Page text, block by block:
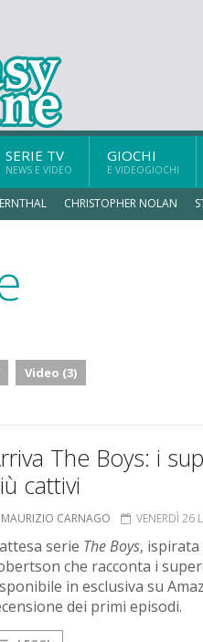
SERIE TV
NEWS E VIDEO
GIOCHI
E VIDEOGIOCHI
CHRISTOPHER NOLAN
Video (3)
The Boys: i
cattivi
CARNAGO VENERDÌ 26
serie The Boys,
che racconta i
in esclusiva su
dei primi episodi.